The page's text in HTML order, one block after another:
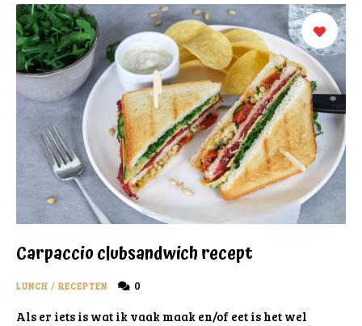
Carpaccio clubsandwich recept
LUNCH / RECEPTEN 0
Als er iets is wat ik vaak maak en/of eet is het wel